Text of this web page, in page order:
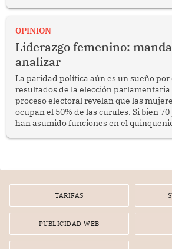
OPINION
Liderazgo femenino:
analizar
La paridad política aún es un sueño por
resultados de la elección
proceso electoral revelan que las
ocupan el 50% de las curules. Si bien
han asumido funciones en el
TARIFAS
PUBLICIDAD WEB